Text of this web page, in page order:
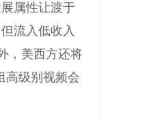
属性让渡于
流入低收入
，美西方还将
高级别视频会